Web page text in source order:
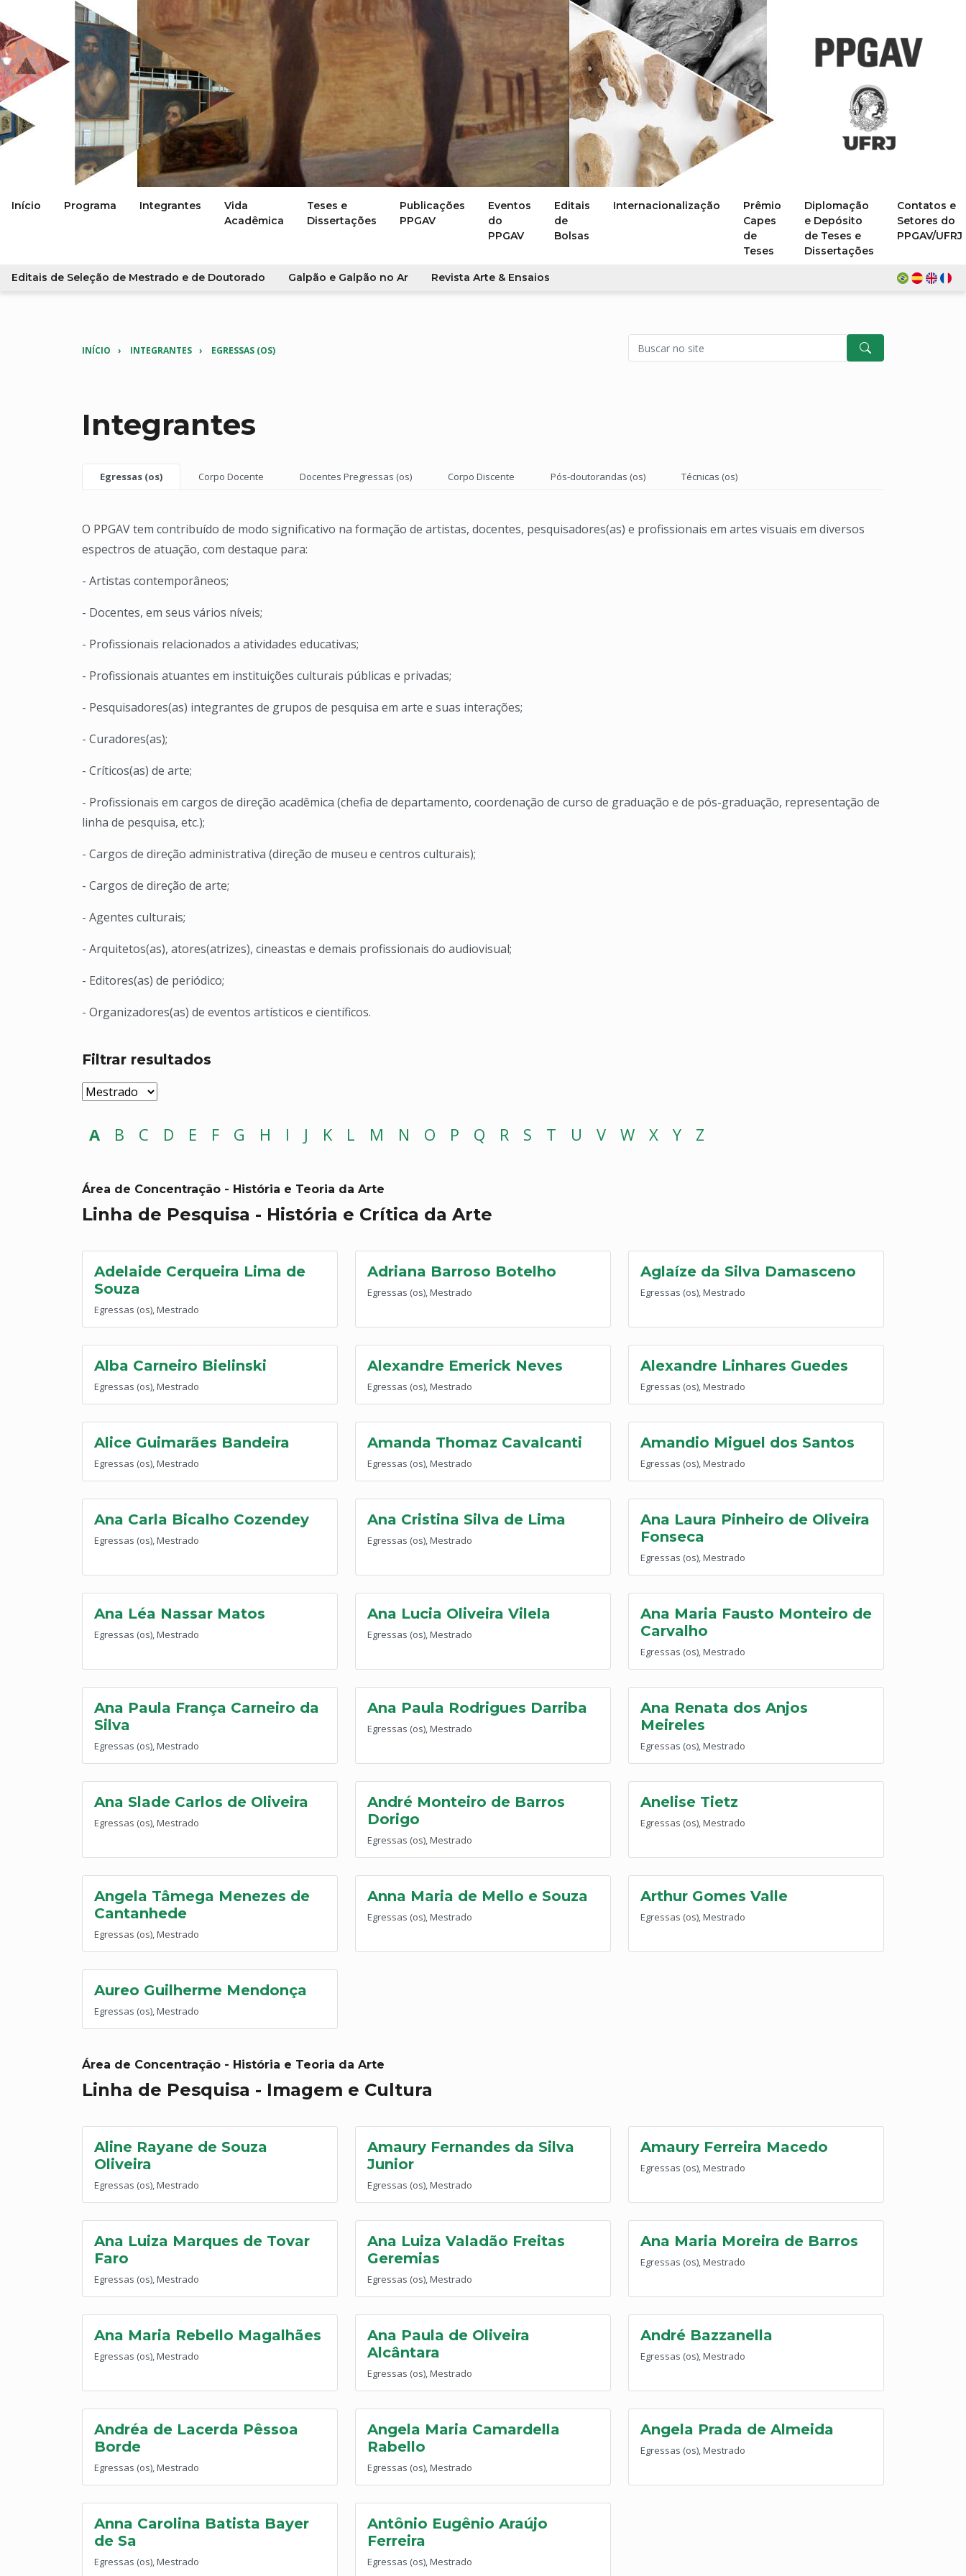
Início Programa Integrantes
Vida
Acadêmica
Teses e
Dissertações
Publicações
PPGAV
Eventos
do
PPGAV
Editais
de
Bolsas
Internacionalização
Prêmio
Capes
de
Teses
Diplomação
e Depósito
de Teses e
Dissertações
Contatos e
Setores do
PPGAV/UFRJ
Editais de Seleção de Mestrado e de Doutorado Galpão e Galpão no Ar Revista Arte & Ensaios
INÍCIO INTEGRANTES EGRESSAS (OS)
Integrantes
Corpo Docente Docentes Pregressas (os) Corpo Discente Pós-doutorandas (os)
Egressas (os) Técnicas (os)
O PPGAV tem contribuído de modo significativo na formação de artistas, docentes, pesquisadores(as) e profissionais em artes visuais em diversos
espectros de atuação, com destaque para:
- Artistas contemporâneos;
- Docentes, em seus vários níveis;
- Profissionais relacionados a atividades educativas;
- Profissionais atuantes em instituições culturais públicas e privadas;
- Pesquisadores(as) integrantes de grupos de pesquisa em arte e suas interações;
- Curadores(as);
- Críticos(as) de arte;
- Profissionais em cargos de direção acadêmica (chefia de departamento, coordenação de curso de graduação e de pós-graduação, representação de
linha de pesquisa, etc.);
- Cargos de direção administrativa (direção de museu e centros culturais);
- Cargos de direção de arte;
- Agentes culturais;
- Arquitetos(as), atores(atrizes), cineastas e demais profissionais do audiovisual;
- Editores(as) de periódico;
- Organizadores(as) de eventos artísticos e científicos.
Filtrar resultados
A B C D E F G H I J K L M N O P Q R S T U V W X Y Z
Área de Concentração - História e Teoria da Arte
Linha de Pesquisa - História e Crítica da Arte
Adelaide Cerqueira Lima de
Souza
Egressas (os), Mestrado
Adriana Barroso Botelho
Egressas (os), Mestrado
Aglaíze da Silva Damasceno
Egressas (os), Mestrado
Alba Carneiro Bielinski
Egressas (os), Mestrado
Alexandre Emerick Neves
Egressas (os), Mestrado
Alexandre Linhares Guedes
Egressas (os), Mestrado
Alice Guimarães Bandeira
Egressas (os), Mestrado
Amanda Thomaz Cavalcanti
Egressas (os), Mestrado
Amandio Miguel dos Santos
Egressas (os), Mestrado
Ana Carla Bicalho Cozendey
Egressas (os), Mestrado
Ana Cristina Silva de Lima
Egressas (os), Mestrado
Ana Laura Pinheiro de Oliveira
Fonseca
Egressas (os), Mestrado
Ana Léa Nassar Matos
Egressas (os), Mestrado
Ana Lucia Oliveira Vilela
Egressas (os), Mestrado
Ana Maria Fausto Monteiro de
Carvalho
Egressas (os), Mestrado
Ana Paula França Carneiro da
Silva
Egressas (os), Mestrado
Ana Paula Rodrigues Darriba
Egressas (os), Mestrado
Ana Renata dos Anjos
Meireles
Egressas (os), Mestrado
Ana Slade Carlos de Oliveira
Egressas (os), Mestrado
André Monteiro de Barros
Dorigo
Egressas (os), Mestrado
Anelise Tietz
Egressas (os), Mestrado
Angela Tâmega Menezes de
Cantanhede
Egressas (os), Mestrado
Anna Maria de Mello e Souza
Egressas (os), Mestrado
Arthur Gomes Valle
Egressas (os), Mestrado
Aureo Guilherme Mendonça
Egressas (os), Mestrado
Área de Concentração - História e Teoria da Arte
Linha de Pesquisa - Imagem e Cultura
Aline Rayane de Souza
Oliveira
Egressas (os), Mestrado
Amaury Fernandes da Silva
Junior
Egressas (os), Mestrado
Amaury Ferreira Macedo
Egressas (os), Mestrado
Ana Luiza Marques de Tovar
Faro
Egressas (os), Mestrado
Ana Luiza Valadão Freitas
Geremias
Egressas (os), Mestrado
Ana Maria Moreira de Barros
Egressas (os), Mestrado
Ana Maria Rebello Magalhães
Egressas (os), Mestrado
Ana Paula de Oliveira
Alcântara
Egressas (os), Mestrado
André Bazzanella
Egressas (os), Mestrado
Andréa de Lacerda Pêssoa
Borde
Egressas (os), Mestrado
Angela Maria Camardella
Rabello
Egressas (os), Mestrado
Angela Prada de Almeida
Egressas (os), Mestrado
Anna Carolina Batista Bayer
de Sa
Egressas (os), Mestrado
Antônio Eugênio Araújo
Ferreira
Egressas (os), Mestrado